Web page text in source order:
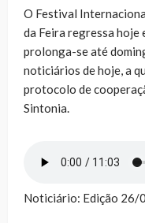
O Festival
da Feira regressa hoje
prolonga-se até
noticiários de hoje, a
protocolo de
Sintonia.
Noticiário: Edição 26/